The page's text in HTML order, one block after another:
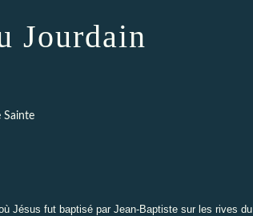
Jourdain
Sainte
Jésus fut baptisé par Jean-Baptiste sur les rives du